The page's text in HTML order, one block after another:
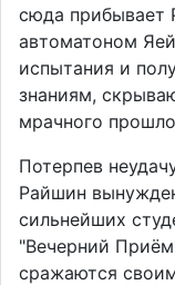
сюда прибывает
автоматоном
испытания и
знаниям,
мрачного
Потерпев
Райшин
сильнейших
"Вечерний
сражаются